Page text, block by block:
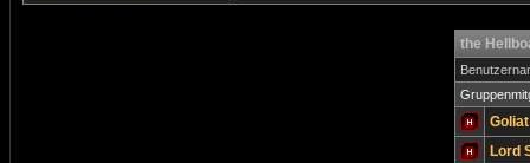
the
Lord